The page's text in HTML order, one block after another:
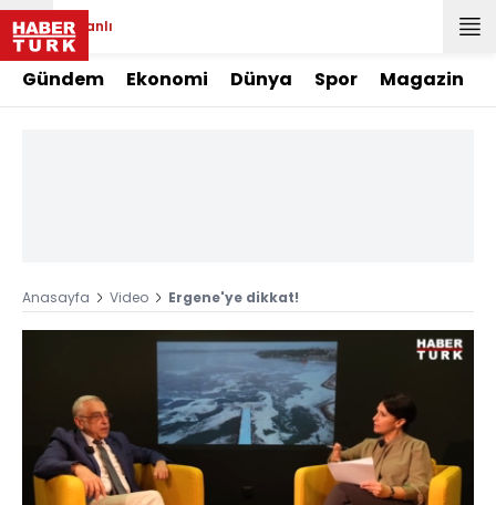
Canlı
Gündem Ekonomi Dünya Spor Magazin
Anasayfa Video Ergene'ye dikkat!